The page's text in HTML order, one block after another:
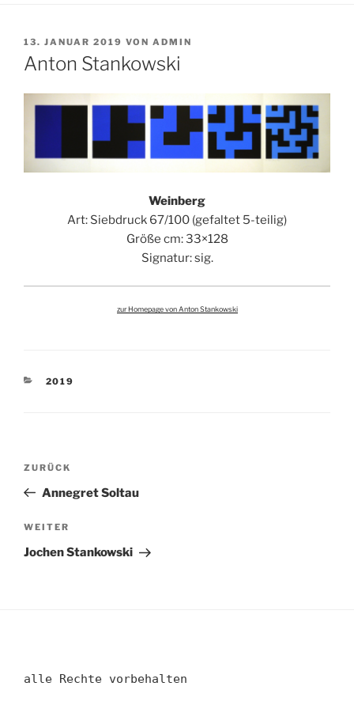
VERÖFFENTLICHT
AM
13. JANUAR 2019 VON ADMIN
Anton Stankowski
Weinberg
Art: Siebdruck 67/100 (gefaltet 5-teilig)
Größe cm: 33×128
Signatur: sig.
zur Homepage von Anton Stankowski
KATEGORIEN
2019
Beitragsnavigation
Vorheriger
Beitrag
ZURÜCK
Annegret Soltau
Nächster
Beitrag
WEITER
Jochen Stankowski
alle Rechte vorbehalten